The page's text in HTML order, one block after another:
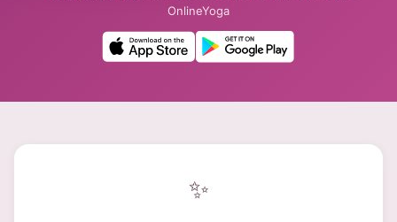
OnlineYoga
✨